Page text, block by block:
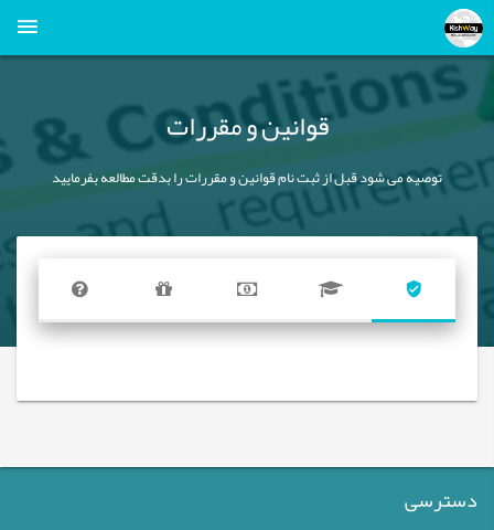
قوانین و مقررات
توصیه می شود قبل از ثبت نام قوانین و مقررات را بدقت مطالعه بفرمایید
دسترسی